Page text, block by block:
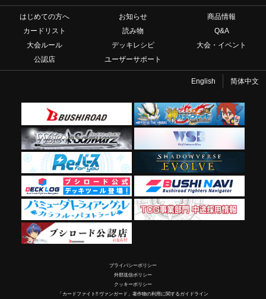
はじめての方へ お知らせ
商品情報
カードリスト
読み物
Q&A
大会ルール
デッキレシピ
大会・イベント
公認店
ユーザーサポート
English 简体中文
プライバシーポリシー
外部送信ポリシー
クッキーポリシー
「カードファイト!! ヴァンガード」著作物の利用に関するガイドライン